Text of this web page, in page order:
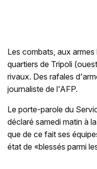
Les combats, aux
quartiers de Tripoli
rivaux. Des rafales
journaliste de l'AFP.
Le porte-parole du
déclaré samedi matin à
que de ce fait ses
état de «blessés parmi